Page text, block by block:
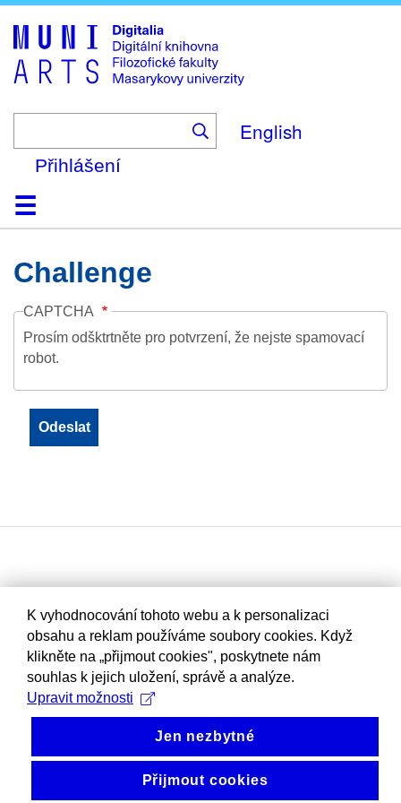
to
main
content
English
Přihlášení
DomůKolekce
Prohlížení
Vyhledávání
O platformě
Nápověda
KontaktDigitalia
Challenge
CAPTCHA
Prosím odšktrtněte pro potvrzení, že nejste spamovací
robot.
K vyhodnocování tohoto webu a k personalizaci
obsahu a reklam používáme soubory cookies. Když
klikněte na „přijmout cookies", poskytnete nám
souhlas k jejich uložení, správě a analýze.
Upravit možnosti
Jen nezbytné
Přijmout cookies